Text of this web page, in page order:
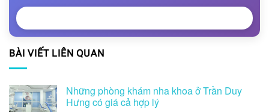
BÀI VIẾT LIÊN QUAN
Những phòng khám nha khoa ở Trần Duy
Hưng có giá cả hợp lý